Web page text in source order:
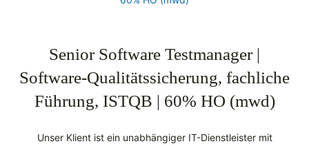
Senior Software Testmanager |
Software-Qualitätssicherung, fachliche
Führung, ISTQB | 60% HO (mwd)
Unser Klient ist ein unabhängiger IT-Dienstleister mit